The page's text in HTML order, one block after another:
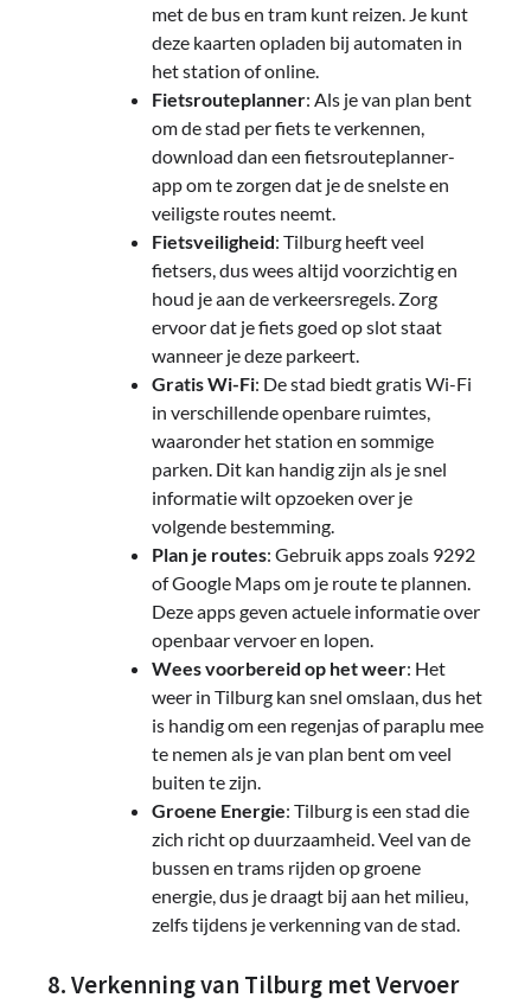
met de bus en tram kunt reizen. Je kunt
deze kaarten opladen bij automaten in
het station of online.
Fietsrouteplanner: Als je van plan bent
om de stad per fiets te verkennen,
download dan een fietsrouteplanner-
app om te zorgen dat je de snelste en
veiligste routes neemt.
Fietsveiligheid: Tilburg heeft veel
fietsers, dus wees altijd voorzichtig en
houd je aan de verkeersregels. Zorg
ervoor dat je fiets goed op slot staat
wanneer je deze parkeert.
Gratis Wi-Fi: De stad biedt gratis Wi-Fi
in verschillende openbare ruimtes,
waaronder het station en sommige
parken. Dit kan handig zijn als je snel
informatie wilt opzoeken over je
volgende bestemming.
Plan je routes: Gebruik apps zoals 9292
of Google Maps om je route te plannen.
Deze apps geven actuele informatie over
openbaar vervoer en lopen.
Wees voorbereid op het weer: Het
weer in Tilburg kan snel omslaan, dus het
is handig om een regenjas of paraplu mee
te nemen als je van plan bent om veel
buiten te zijn.
Groene Energie: Tilburg is een stad die
zich richt op duurzaamheid. Veel van de
bussen en trams rijden op groene
energie, dus je draagt bij aan het milieu,
zelfs tijdens je verkenning van de stad.
8. Verkenning van Tilburg met Vervoer